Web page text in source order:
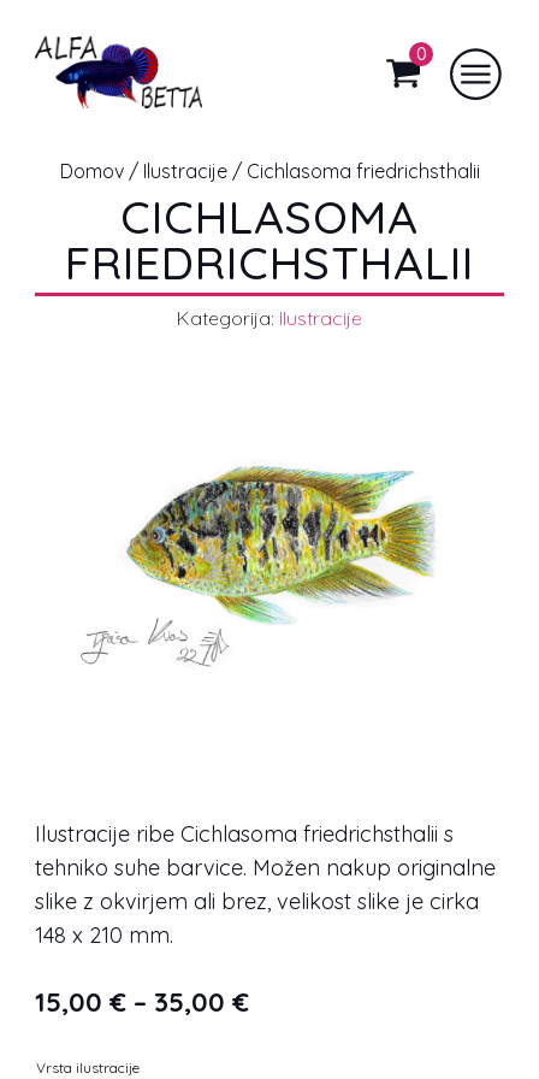
0
Domov/ Ilustracije/ Cichlasoma friedrichsthalii
CICHLASOMA
FRIEDRICHSTHALII
Kategorija: Ilustracije
Ilustracije ribe Cichlasoma friedrichsthalii s
tehniko suhe barvice. Možen nakup originalne
slike z okvirjem ali brez, velikost slike je cirka
148 x 210 mm.
15,00 € – 35,00 €Cenovni
Vrsta ilustracije